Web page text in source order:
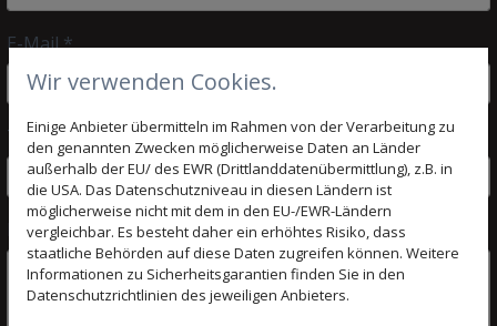
E-Mail *
Telefon (freiwillig)
Bitte beschreiben Sie kurz Ihr Anliegen. *
Wir verwenden Cookies.
Einige Anbieter übermitteln im Rahmen von der Verarbeitung zu
den genannten Zwecken möglicherweise Daten an Länder
außerhalb der EU/ des EWR (Drittlanddatenübermittlung), z.B. in
die USA. Das Datenschutzniveau in diesen Ländern ist
möglicherweise nicht mit dem in den EU-/EWR-Ländern
vergleichbar. Es besteht daher ein erhöhtes Risiko, dass
staatliche Behörden auf diese Daten zugreifen können. Weitere
Informationen zu Sicherheitsgarantien finden Sie in den
Datenschutzrichtlinien des jeweiligen Anbieters.